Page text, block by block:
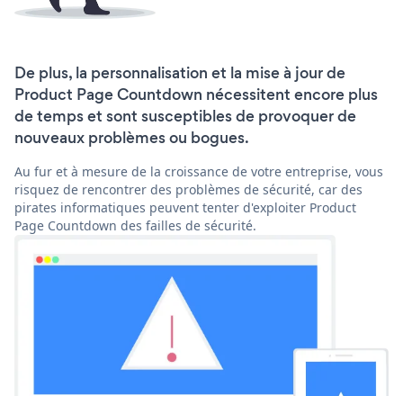
De plus, la personnalisation et la mise à jour de
Product Page Countdown nécessitent encore plus
de temps et sont susceptibles de provoquer de
nouveaux problèmes ou bogues.
Au fur et à mesure de la croissance de votre entreprise, vous
risquez de rencontrer des problèmes de sécurité, car des
pirates informatiques peuvent tenter d'exploiter Product
Page Countdown des failles de sécurité.